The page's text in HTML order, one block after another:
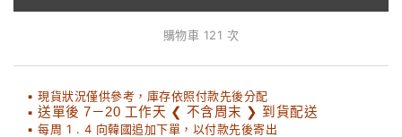
購物車 121 次
▪ 現貨狀況僅供參考，庫存依照付款先後分配
▪ 送單後 7－20 工作天 ❮ 不含周末 ❯ 到貨配送
▪ 每周 1 . 4 向韓國追加下單，以付款先後寄出